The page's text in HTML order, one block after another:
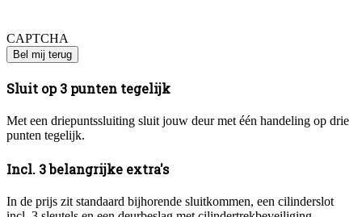
CAPTCHA
Sluit op 3 punten tegelijk
Met een driepuntssluiting sluit jouw deur met één handeling op drie
punten tegelijk.
Incl. 3 belangrijke extra's
In de prijs zit standaard bijhorende sluitkommen, een cilinderslot